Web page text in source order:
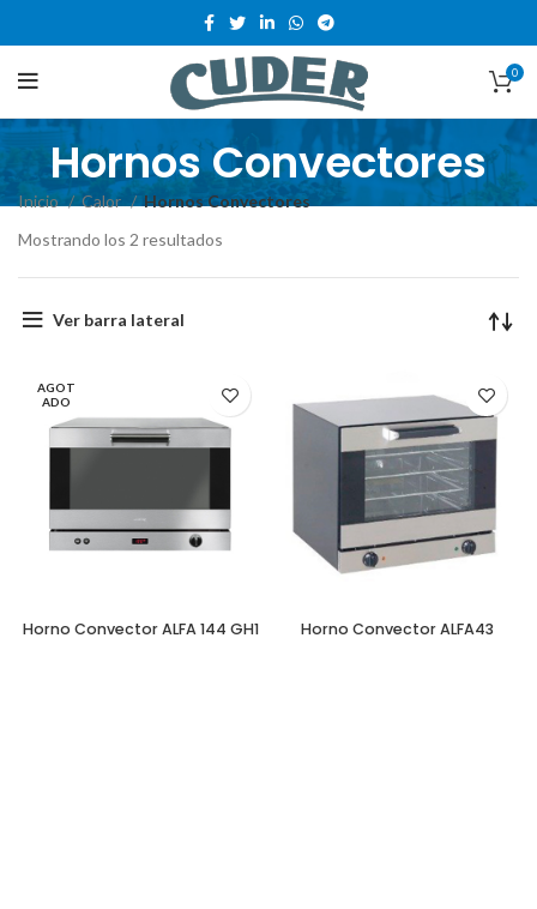
0
Hornos Convectores
Inicio Calor
Hornos Convectores
Mostrando los 2 resultados
Ver barra lateral
AGOT
ADO
Horno Convector ALFA 144 GH1 Horno Convector ALFA43